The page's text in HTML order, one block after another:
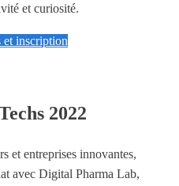
et curiosité.
inscription
2022
et entreprises innovantes,
avec Digital Pharma Lab,